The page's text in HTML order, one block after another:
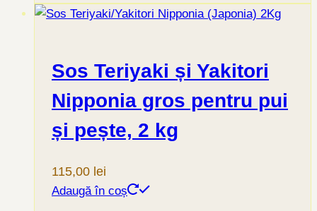
Sos Teriyaki și Yakitori
Nipponia gros pentru pui
și pește, 2 kg
115,00 lei
Adaugă în coș